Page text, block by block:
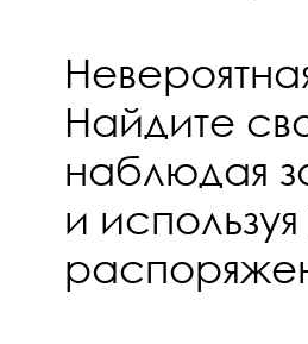
Найдите
наблюдая
и